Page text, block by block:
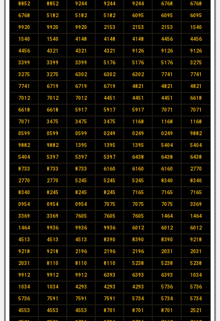
8852 8852 9244 9244 9244 6768 6768
6768 5182 5182 5182 6095 6095 6095
9920 9920 9920 2153 2153 2153 1540
1540 1540 4148 4148 4148 4456 4456
4456 4321 4321 4321 9126 9126 9126
3399 3399 3399 5176 5176 5176 3275
3275 3275 6302 6302 6302 7741 7741
7741 6719 6719 6719 4821 4821 4821
7012 7012 7012 4451 4451 4451 6618
6618 6618 5917 5917 5917 7071 7071
7071 3475 3475 3475 1168 1168 1168
0599 0599 0599 0249 0249 0249 9882
9882 9882 1395 1395 1395 5404 5404
5404 5397 5397 5397 6438 6438 6438
8733 8733 8733 6160 6160 6160 2770
2770 2770 5245 5245 5245 8340 8340
8340 8245 8245 8245 7165 7165 7165
0954 0954 0954 7075 7075 7075 3369
3369 3369 7605 7605 7605 1464 1464
1464 9936 9936 9936 6012 6012 6012
4513 4513 4513 8390 8390 8390 9218
9218 9218 2196 2196 2196 2031 2031
2031 8110 8110 8110 5238 5238 5238
9912 9912 9912 6393 6393 6393 1034
1034 1034 4293 4293 4293 5736 5736
5736 7591 7591 7591 5734 5734 5734
4553 4553 4553 8701 8701 8701 2521